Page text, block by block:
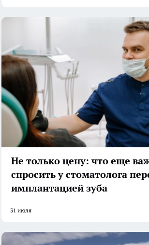
Не только цену: что еще
спросить у стоматолога
имплантацией зуба
31 июля